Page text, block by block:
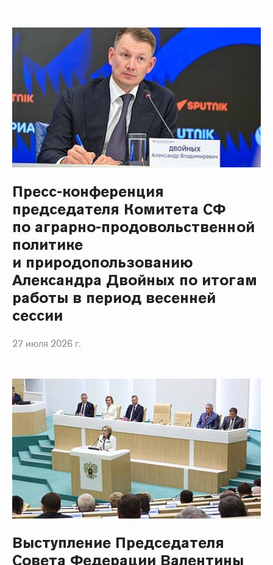
Пресс-конференция
председателя Комитета СФ
по аграрно-продовольственной
политике
и природопользованию
Александра Двойных по итогам
работы в период весенней
сессии
27 июля 2026 г.
Выступление Председателя
Совета Федерации Валентины